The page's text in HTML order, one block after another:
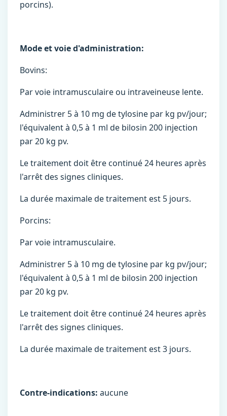
porcins).
Mode et voie d'administration:
Bovins:
Par voie intramusculaire ou intraveineuse lente.
Administrer 5 à 10 mg de tylosine par kg pv/jour;
l'équivalent à 0,5 à 1 ml de bilosin 200 injection
par 20 kg pv.
Le traitement doit être continué 24 heures après
l'arrêt des signes cliniques.
La durée maximale de traitement est 5 jours.
Porcins:
Par voie intramusculaire.
Administrer 5 à 10 mg de tylosine par kg pv/jour;
l'équivalent à 0,5 à 1 ml de bilosin 200 injection
par 20 kg pv.
Le traitement doit être continué 24 heures après
l'arrêt des signes cliniques.
La durée maximale de traitement est 3 jours.
Contre-indications: aucune